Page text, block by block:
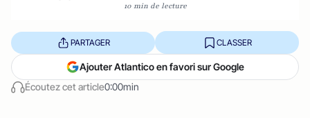
10 min de lecture
Écoutez cet article0:00min
PARTAGER CLASSER
Ajouter Atlantico en favori sur Google